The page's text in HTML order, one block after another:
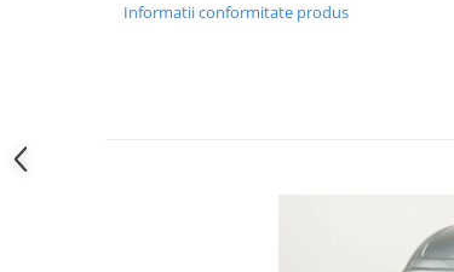
Informatii conformitate produs